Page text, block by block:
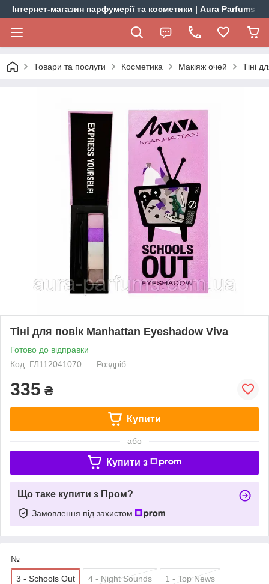
Інтернет-магазин парфумерії та косметики | Aura Parfums
Товари та послуги Косметика Макіяж очей Тіні
Тіні для повік Manhattan Eyeshadow Viva
Готово до відправки
Код: ГЛ112041070
Роздріб
335 ₴
Купити
або
Купити з
Що таке купити з Пром?
Замовлення під захистом
№
3 - Schools Out 4 - Night Sounds 1 - Top News